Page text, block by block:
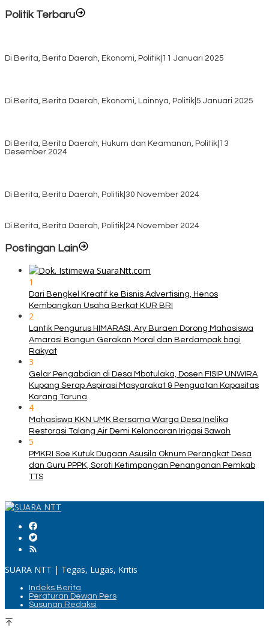
Politik Terbaru
Di Berita, Berita Daerah, Ekonomi, Politik 11 Januari 2025
Di Berita, Berita Daerah, Ekonomi, Lainnya, Politik 5 Januari 2025
Di Berita, Berita Daerah, Hukum dan Keamanan, Politik 13
Desember 2024
Di Berita, Berita Daerah, Politik 30 November 2024
Di Berita, Berita Daerah, Politik 24 November 2024
Postingan Lain
1
Dari Bengkel Kreatif ke Bisnis Advertising, Henos
Kembangkan Usaha Berkat KUR BRI
2
Lantik Pengurus HIMARASI, Ary Buraen Dorong Mahasiswa
Amarasi Bangun Gerakan Moral dan Berdampak bagi
Rakyat
3
Gelar Pengabdian di Desa Mbotulaka, Dosen FISIP UNWIRA
Kupang Serap Aspirasi Masyarakat & Penguatan Kapasitas
Karang Taruna
4
Mahasiswa KKN UMK Bersama Warga Desa Inelika
Restorasi Talang Air Demi Kelancaran Irigasi Sawah
5
PMKRI Soe Kutuk Dugaan Asusila Oknum Perangkat Desa
dan Guru PPPK, Soroti Ketimpangan Penanganan Pemkab
TTS
SUARA NTT | Tegas, Lugas, Kritis
Indeks Berita
Peraturan Dewan Pers
Susunan Redaksi